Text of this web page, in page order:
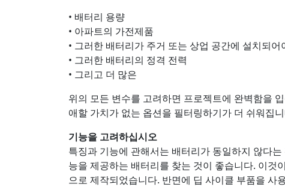
• 배터리 용량
• 아파트의 가전제품
• 그러한 배터리가 주거 또는 상업 공간에 설치되어
• 그러한 배터리의 정격 전력
• 그리고 더 많은
위의 모든 변수를 고려하면 프로젝트에 완벽함을
애할 가치가 없는 옵션을 필터링하기가 더 쉬워집
기능을 고려하십시오
특징과 기능에 관해서는 배터리가 동일하지 않다
능을 제공하는 배터리를 찾는 것이 좋습니다. 이것
으로 제작되었습니다. 반면에 딥 사이클 부품을 사